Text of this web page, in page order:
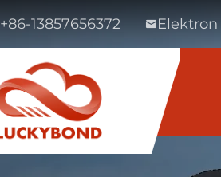
+86-13857656372 Elektron